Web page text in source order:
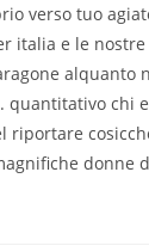
verso tuo
italia e le
alquanto
quantitativo